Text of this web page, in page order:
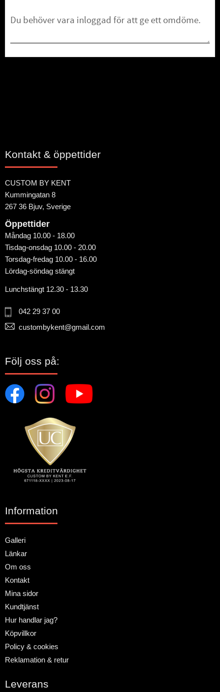
Kontakt & öppettider
CUSTOM BY KENT
Kummingatan 8
267 36 Bjuv, Sverige
Öppettider
Måndag 10.00 - 18.00
Tisdag-onsdag 10.00 - 20.00
Torsdag-fredag 10.00 - 16.00
Lördag-söndag stängt
Lunchstängt 12.30 - 13.30
042 29 37 00
custombykent@gmail.com
Följ oss på:
Information
Galleri
Länkar
Om oss
Kontakt
Mina sidor
Kundtjänst
Hur handlar jag?
Köpvillkor
Policy & cookies
Reklamation & retur
Leverans